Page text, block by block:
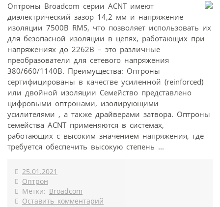
Оптроны Broadcom серии ACNT имеют
диэлектрический зазор 14,2 мм и напряжение
изоляции 7500В RMS, что позволяет использовать их
для безопасной изоляции в цепях, работающих при
напряжениях до 2262В – это различные
преобразователи для сетевого напряжения
380/660/1140В. Преимущества: Оптроны
сертифицированы в качестве усиленной (reinforced)
или двойной изоляции Семейство представлено
цифровыми оптронами, изолирующими
усилителями , а также драйверами затвора. Оптроны
семейства ACNT применяются в системах,
работающих с высоким значением напряжения, где
требуется обеспечить высокую степень ...
25.01.2021
Оптрон
Метки: Broadcom
Оставить комментарий